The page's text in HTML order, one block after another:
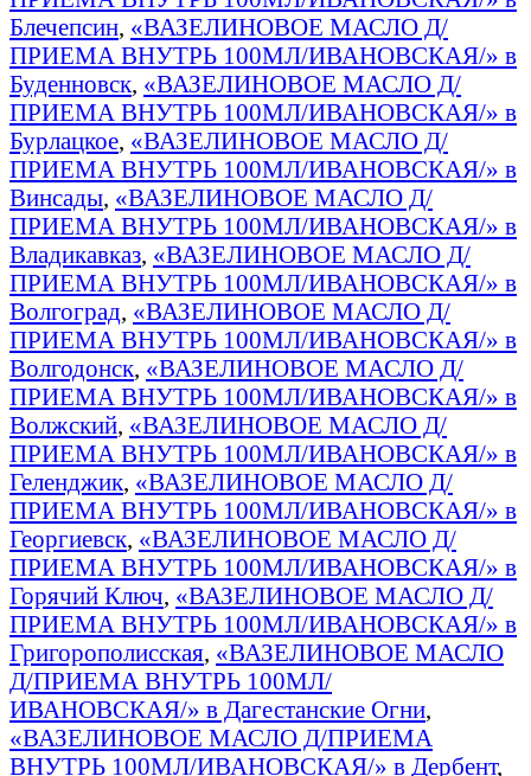
Блечепсин, «ВАЗЕЛИНОВОЕ МАСЛО Д/
ПРИЕМА ВНУТРЬ 100МЛ/ИВАНОВСКАЯ/» в
Буденновск, «ВАЗЕЛИНОВОЕ МАСЛО Д/
ПРИЕМА ВНУТРЬ 100МЛ/ИВАНОВСКАЯ/» в
Бурлацкое, «ВАЗЕЛИНОВОЕ МАСЛО Д/
ПРИЕМА ВНУТРЬ 100МЛ/ИВАНОВСКАЯ/» в
Винсады, «ВАЗЕЛИНОВОЕ МАСЛО Д/
ПРИЕМА ВНУТРЬ 100МЛ/ИВАНОВСКАЯ/» в
Владикавказ, «ВАЗЕЛИНОВОЕ МАСЛО Д/
ПРИЕМА ВНУТРЬ 100МЛ/ИВАНОВСКАЯ/» в
Волгоград, «ВАЗЕЛИНОВОЕ МАСЛО Д/
ПРИЕМА ВНУТРЬ 100МЛ/ИВАНОВСКАЯ/» в
Волгодонск, «ВАЗЕЛИНОВОЕ МАСЛО Д/
ПРИЕМА ВНУТРЬ 100МЛ/ИВАНОВСКАЯ/» в
Волжский, «ВАЗЕЛИНОВОЕ МАСЛО Д/
ПРИЕМА ВНУТРЬ 100МЛ/ИВАНОВСКАЯ/» в
Геленджик, «ВАЗЕЛИНОВОЕ МАСЛО Д/
ПРИЕМА ВНУТРЬ 100МЛ/ИВАНОВСКАЯ/» в
Георгиевск, «ВАЗЕЛИНОВОЕ МАСЛО Д/
ПРИЕМА ВНУТРЬ 100МЛ/ИВАНОВСКАЯ/» в
Горячий Ключ, «ВАЗЕЛИНОВОЕ МАСЛО Д/
ПРИЕМА ВНУТРЬ 100МЛ/ИВАНОВСКАЯ/» в
Григорополисская, «ВАЗЕЛИНОВОЕ МАСЛО
Д/ПРИЕМА ВНУТРЬ 100МЛ/
ИВАНОВСКАЯ/» в Дагестанские Огни,
«ВАЗЕЛИНОВОЕ МАСЛО Д/ПРИЕМА
ВНУТРЬ 100МЛ/ИВАНОВСКАЯ/» в Дербент,